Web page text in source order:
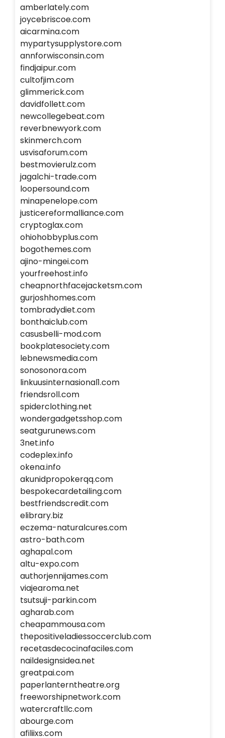
amberlately.com
joycebriscoe.com
aicarmina.com
mypartysupplystore.com
annforwisconsin.com
findjaipur.com
cultofjim.com
glimmerick.com
davidfollett.com
newcollegebeat.com
reverbnewyork.com
skinmerch.com
usvisaforum.com
bestmovierulz.com
jagalchi-trade.com
loopersound.com
minapenelope.com
justicereformalliance.com
cryptoglax.com
ohiohobbyplus.com
bogothemes.com
ajino-mingei.com
yourfreehost.info
cheapnorthfacejacketsm.com
gurjoshhomes.com
tombradydiet.com
bonthaiclub.com
casusbelli-mod.com
bookplatesociety.com
lebnewsmedia.com
sonosonora.com
linkuusinternasional1.com
friendsroll.com
spiderclothing.net
wondergadgetsshop.com
seatgurunews.com
3net.info
codeplex.info
okena.info
akunidpropokerqq.com
bespokecardetailing.com
bestfriendscredit.com
elibrary.biz
eczema-naturalcures.com
astro-bath.com
aghapal.com
altu-expo.com
authorjennijames.com
viajearoma.net
tsutsuji-parkin.com
agharab.com
cheapammousa.com
thepositiveladiessoccerclub.com
recetasdecocinafaciles.com
naildesignsidea.net
greatpai.com
paperlanterntheatre.org
freeworshipnetwork.com
watercraftllc.com
abourge.com
afiliixs.com